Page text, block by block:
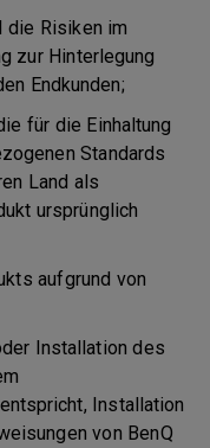
die Risiken im
zur Hinterlegung
Endkunden;
für die Einhaltung
Standards
Land als
ursprünglich
aufgrund von
Installation des
Installation
von BenQ